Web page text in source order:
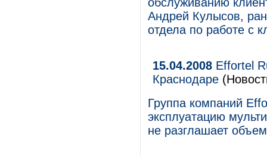
Андрей Кулысов,
отдела по работе с
15.04.2008 Effortel
Краснодаре
Группа компаний
эксплуатацию
не разглашает